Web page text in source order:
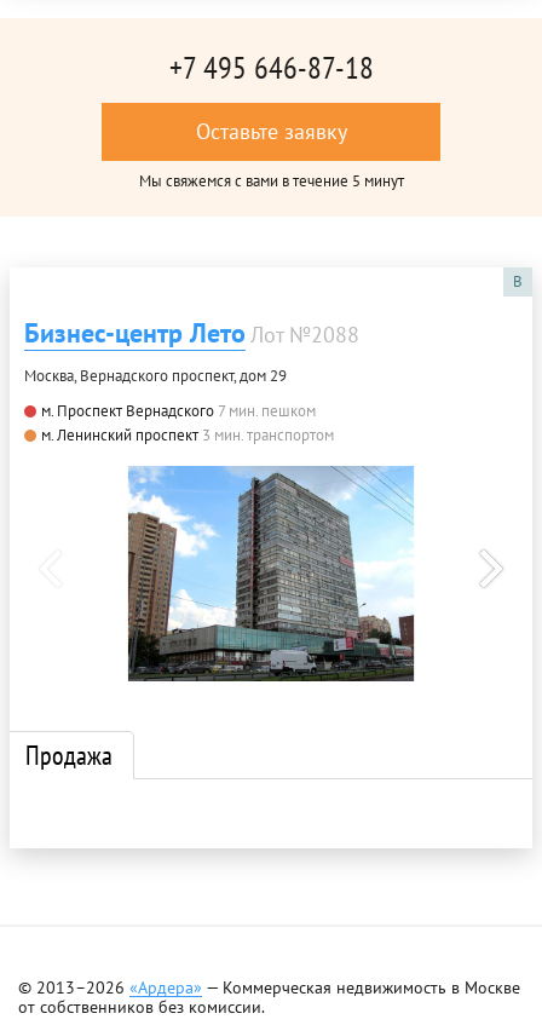
+7 495 646-87-18
Оставьте заявку
Мы свяжемся с вами в течение 5 минут
B
Бизнес-центр Лето Лот №2088
Москва, Вернадского проспект, дом 29
м. Проспект Вернадского 7 мин. пешком
м. Ленинский проспект 3 мин. транспортом
Продажа
© 2013–2026 «Ардера» — Коммерческая недвижимость в Москве
от собственников без комиссии.